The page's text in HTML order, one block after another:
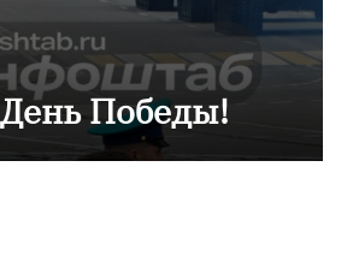
северное
запечатлели над